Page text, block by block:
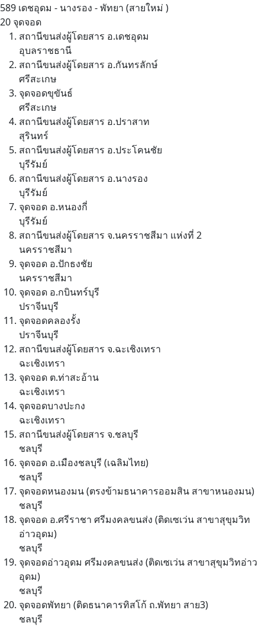
589 เดชอุดม - นางรอง - พัทยา (สายใหม่ )
20 จุดจอด
สถานีขนส่งผู้โดยสาร​ อ.เดชอุดม
อุบลราชธานี
สถานีขนส่งผู้โดยสาร อ.กันทรลักษ์
ศรีสะเกษ
จุดจอดขุขันธ์
ศรีสะเกษ
สถานีขนส่งผู้โดยสาร อ.ปราสาท
สุรินทร์
สถานีขนส่งผู้โดยสาร อ.ประโคนชัย
บุรีรัมย์
สถานีขนส่งผู้โดยสาร อ.นางรอง
บุรีรัมย์
จุดจอด อ.หนองกี่
บุรีรัมย์
สถานีขนส่งผู้โดยสาร จ.นครราชสีมา แห่งที่ 2
นครราชสีมา
จุดจอด อ.ปักธงชัย
นครราชสีมา
จุดจอด อ.กบินทร์บุรี
ปราจีนบุรี
จุดจอดคลองรั้ง
ปราจีนบุรี
สถานีขนส่งผู้โดยสาร จ.ฉะเชิงเทรา
ฉะเชิงเทรา
จุดจอด ต.ท่าสะอ้าน
ฉะเชิงเทรา
จุดจอดบางปะกง
ฉะเชิงเทรา
สถานีขนส่งผู้โดยสาร จ.ชลบุรี
ชลบุรี
จุดจอด อ.เมืองชลบุรี (เฉลิมไทย)
ชลบุรี
จุดจอดหนองมน (ตรงข้ามธนาคารออมสิน สาขาหนองมน)
ชลบุรี
จุดจอด อ.ศรีราชา ศรีมงคลขนส่ง (ติดเซเว่น สาขาสุขุมวิท
อ่าวอุดม)
ชลบุรี
จุดจอดอ่าวอุดม ศรีมงคลขนส่ง (ติดเซเว่น สาขาสุขุมวิทอ่าว
อุดม)
ชลบุรี
จุดจอดพัทยา (ติดธนาคารทิสโก้ ถ.พัทยา สาย3)
ชลบุรี